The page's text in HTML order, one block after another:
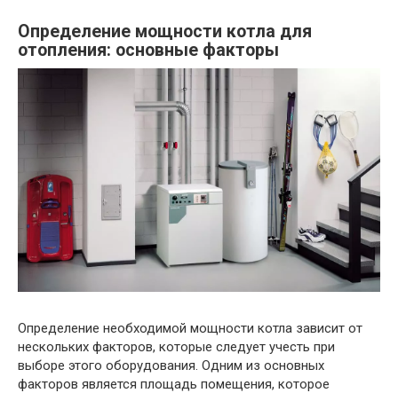
Определение мощности котла для
отопления: основные факторы
Определение необходимой мощности котла зависит от
нескольких факторов, которые следует учесть при
выборе этого оборудования. Одним из основных
факторов является площадь помещения, которое